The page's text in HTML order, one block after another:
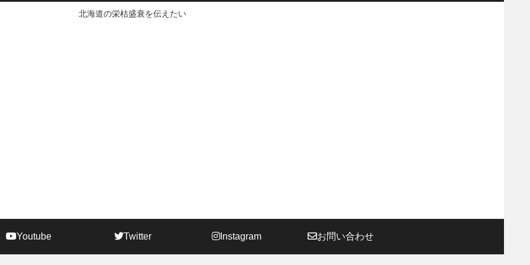
北海道の栄枯盛衰を伝えたい
Youtube Twitter Instagram お問い合わせ